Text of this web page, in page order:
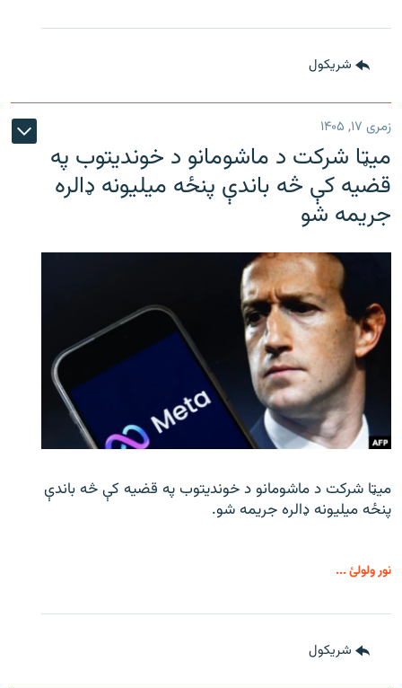
شريکول
زمری ۱۷, ۱۴۰۵
میټا شرکت د ماشومانو د خوندیتوب په
قضیه کې څه باندې پنځه میلیونه ډالره
جریمه شو
میټا شرکت د ماشومانو د خوندیتوب په قضیه کې څه باندې
پنځه میلیونه ډالره جریمه شو.
نور ولولئ ...
شريکول